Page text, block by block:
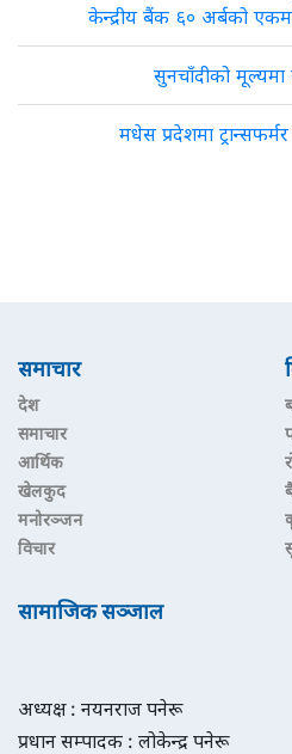
केन्द्रीय बैंक ६० अर्बको
सुनचाँदीको मूल्यमा
मधेस प्रदेशमा
समाचार
देश
समाचार
आर्थिक
खेलकुद
मनोरञ्जन
विचार
सामाजिक सञ्जाल
अध्यक्ष : नयनराज पनेरू
प्रधान सम्पादक : लोकेन्द्र पनेरू